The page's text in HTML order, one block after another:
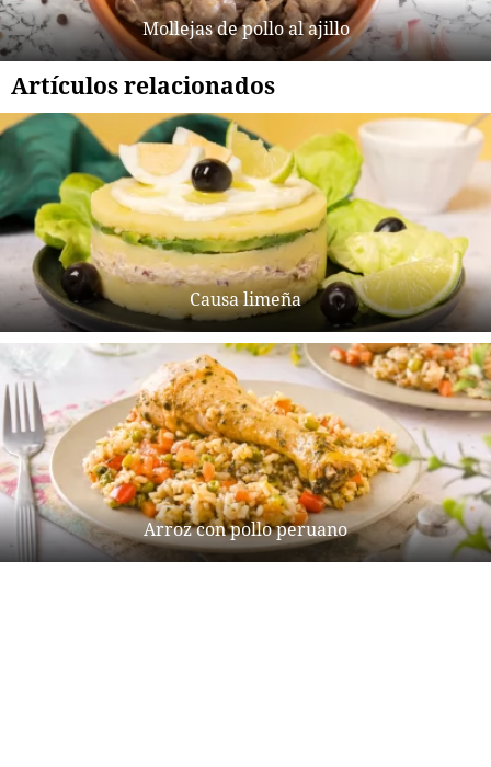
Mollejas de pollo al ajillo
Artículos relacionados
Causa limeña
Arroz con pollo peruano